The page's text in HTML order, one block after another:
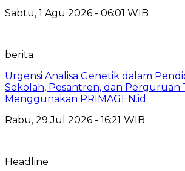
Sabtu, 1 Agu 2026 - 06:01 WIB
berita
Urgensi Analisa Genetik dalam
Sekolah, Pesantren, dan Perguruan
Menggunakan PRIMAGEN.id
Rabu, 29 Jul 2026 - 16:21 WIB
Headline